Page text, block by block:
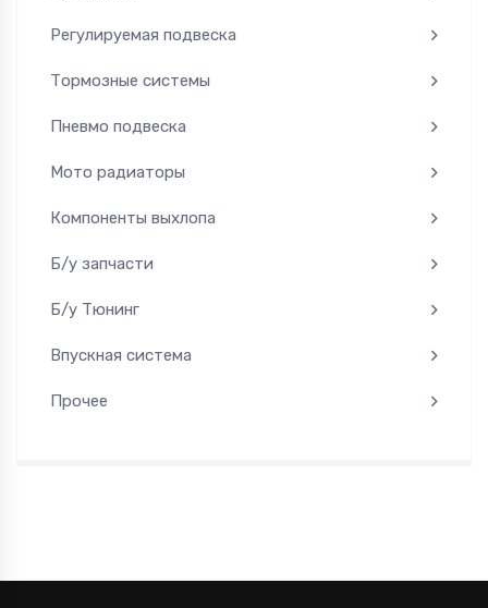
Регулируемая подвеска
Тормозные системы
Пневмо подвеска
Мото радиаторы
Компоненты выхлопа
Б/у запчасти
Б/у Тюнинг
Впускная система
Прочее